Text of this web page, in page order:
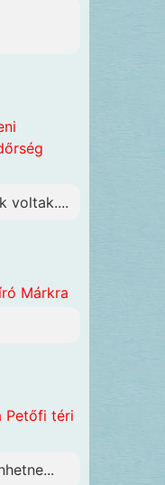
voltak....
Márkra
Petőfi téri